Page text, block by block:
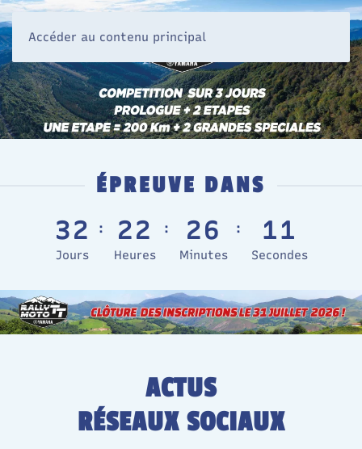
Accéder au contenu principal
ÉPREUVE DANS
32
Jours
: 22
Heures
: 26
Minutes
: 10
Secondes
ACTUS
RÉSEAUX SOCIAUX